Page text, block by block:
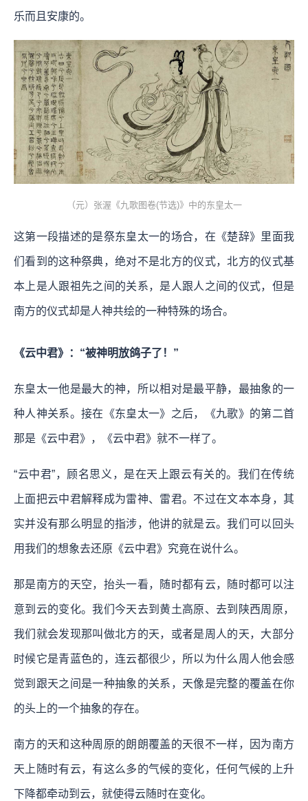
乐而且安康的。
（元）张渥《九歌图卷(节选)》中的东皇太一
这第一段描述的是祭东皇太一的场合，在《楚辞》里面我
们看到的这种祭典，绝对不是北方的仪式，北方的仪式基
本上是人跟祖先之间的关系，是人跟人之间的仪式，但是
南方的仪式却是人神共绘的一种特殊的场合。
《云中君》：“被神明放鸽子了！”
东皇太一他是最大的神，所以相对是最平静，最抽象的一
种人神关系。接在《东皇太一》之后，《九歌》的第二首
那是《云中君》，《云中君》就不一样了。
“云中君”，顾名思义，是在天上跟云有关的。我们在传统
上面把云中君解释成为雷神、雷君。不过在文本本身，其
实并没有那么明显的指涉，他讲的就是云。我们可以回头
用我们的想象去还原《云中君》究竟在说什么。
那是南方的天空，抬头一看，随时都有云，随时都可以注
意到云的变化。我们今天去到黄土高原、去到陕西周原，
我们就会发现那叫做北方的天，或者是周人的天，大部分
时候它是青蓝色的，连云都很少，所以为什么周人他会感
觉到跟天之间是一种抽象的关系，天像是完整的覆盖在你
的头上的一个抽象的存在。
南方的天和这种周原的朗朗覆盖的天很不一样，因为南方
天上随时有云，有这么多的气候的变化，任何气候的上升
下降都牵动到云，就使得云随时在变化。